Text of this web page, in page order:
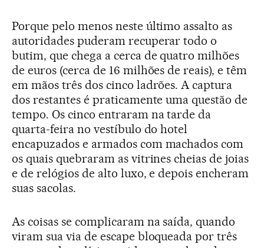
Porque pelo menos neste último assalto as
autoridades puderam recuperar todo o
butim, que chega a cerca de quatro milhões
de euros (cerca de 16 milhões de reais), e têm
em mãos três dos cinco ladrões. A captura
dos restantes é praticamente uma questão de
tempo. Os cinco entraram na tarde da
quarta-feira no vestíbulo do hotel
encapuzados e armados com machados com
os quais quebraram as vitrines cheias de joias
e de relógios de alto luxo, e depois encheram
suas sacolas.
As coisas se complicaram na saída, quando
viram sua via de escape bloqueada por três